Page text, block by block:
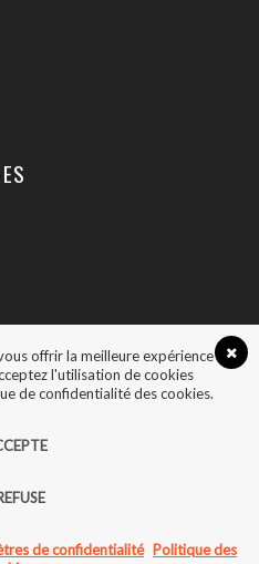
POINT COM
offrir la meilleure expérience en
l'utilisation de cookies
de confidentialité des cookies.
de confidentialité Politique des